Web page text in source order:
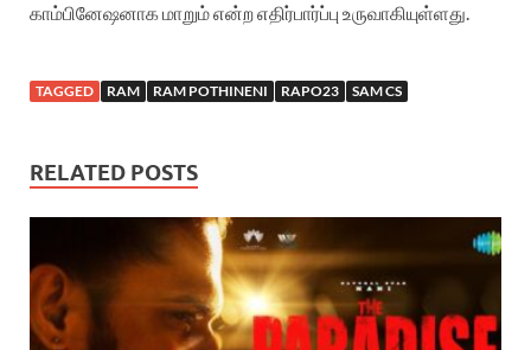
காம்பினேஷனாக மாறும் என்ற எதிர்பார்ப்பு உருவாகியுள்ளது.
TAGGED RAM RAM POTHINENI RAPO23 SAM CS
RELATED POSTS